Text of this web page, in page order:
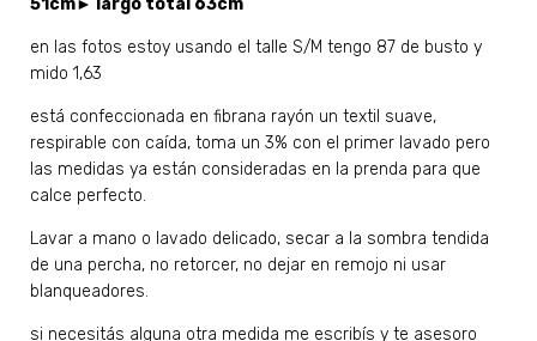
51cm► largo total 63cm
en las fotos estoy usando el talle S/M tengo 87 de busto y
mido 1,63
está confeccionada en fibrana rayón un textil suave,
respirable con caída, toma un 3% con el primer lavado pero
las medidas ya están consideradas en la prenda para que
calce perfecto.
Lavar a mano o lavado delicado, secar a la sombra tendida
de una percha, no retorcer, no dejar en remojo ni usar
blanqueadores.
si necesitás alguna otra medida me escribís y te asesoro